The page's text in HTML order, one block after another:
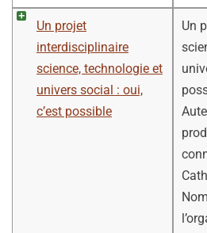
Un projet
interdisciplinaire
science, technologie et
univers social : oui,
c’est possible
Un